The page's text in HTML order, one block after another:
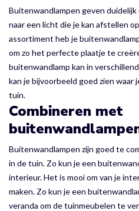
Buitenwandlampen geven
naar een licht die je kan afstellen
assortiment heb je
om zo het perfecte plaatje te
buitenwandlamp kan in
kan je bijvoorbeeld goed zien waar
tuin.
Combineren met
Buitenwandlampen zijn goed te
in de tuin. Zo kun je een
interieur. Het is mooi om van je
maken. Zo kun je een
veranda om de tuinmeubelen te